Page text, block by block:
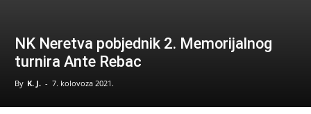
NK Neretva pobjednik 2. Memorijalnog
turnira Ante Rebac
By K. J. - 7. kolovoza 2021.